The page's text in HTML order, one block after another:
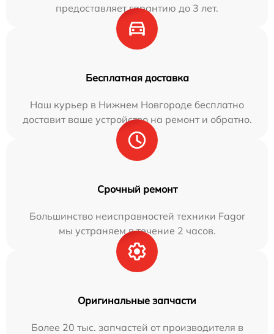
предоставляет гарантию до 3 лет.
Бесплатная доставка
Наш курьер в Нижнем Новгороде бесплатно
доставит ваше устройство на ремонт и обратно.
Срочный ремонт
Большинство неисправностей техники Fagor
мы устраняем в течение 2 часов.
Оригинальные запчасти
Более 20 тыс. запчастей от производителя в